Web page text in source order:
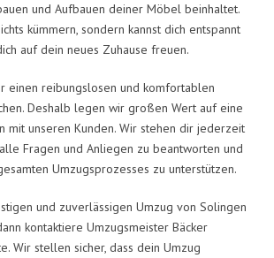
und Aufbauen deiner Möbel beinhaltet.
kümmern, sondern kannst dich entspannt
auf dein neues Zuhause freuen.
einen reibungslosen und komfortablen
Deshalb legen wir großen Wert auf eine
mit unseren Kunden. Wir stehen dir jederzeit
Fragen und Anliegen zu beantworten und
Umzugsprozesses zu unterstützen.
und zuverlässigen Umzug von Solingen
kontaktiere Umzugsmeister Bäcker
Wir stellen sicher, dass dein Umzug